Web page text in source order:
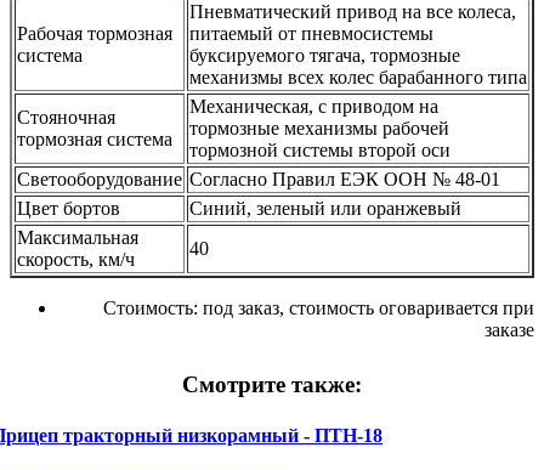
Рабочая тормозная
система
Пневматический привод на все колеса,
питаемый от пневмосистемы
буксируемого тягача, тормозные
механизмы всех колес барабанного типа
Стояночная
тормозная система
Механическая, с приводом на
тормозные механизмы рабочей
тормозной системы второй оси
Светооборудование Согласно Правил ЕЭК ООН № 48-01
Цвет бортов
Синий, зеленый или оранжевый
Максимальная
скорость, км/ч
40
Стоимость: под заказ, стоимость оговаривается при
заказе
Смотрите также:
тракторный низкорамный - ПТН-18